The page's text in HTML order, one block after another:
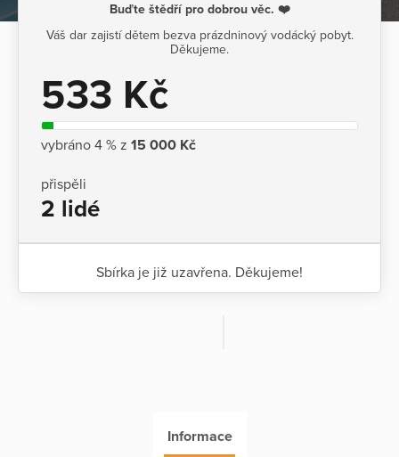
Buďte štědří pro dobrou věc. ❤️
Váš dar zajistí dětem bezva prázdninový vodácký pobyt.
Děkujeme.
533 Kč
vybráno 4 % z 15 000 Kč
přispěli
2 lidé
Sbírka je již uzavřena. Děkujeme!
Informace